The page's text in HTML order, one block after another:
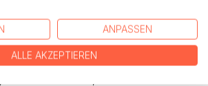
getrieben von seinem eigenen Kodex,
Kontinent, immer auf der Suche nach
Gefährten tiefer in die Geheimnisse
ANPASSEN
ALLE AKZEPTIEREN